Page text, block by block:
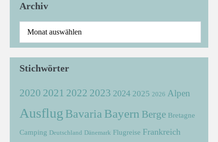
Archiv
Stichwörter
2020 2021 2022 2023 2024 2025 2026 Alpen
Ausflug Bavaria Bayern Berge Bretagne
Camping Deutschland Dänemark Flugreise Frankreich